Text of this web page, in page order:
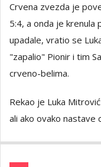
Crvena zvezda je
5:4, a onda je krenula
upadale, vratio se
"zapalio" Pionir i tim
crveno-belima.
Rekao je Luka
ali ako ovako nastave